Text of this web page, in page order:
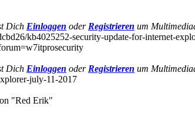
Dich Einloggen oder Registrieren um
kb4025252-security-update-for-internet-
Dich Einloggen oder Registrieren um
july-11-2017
"Red Erik"